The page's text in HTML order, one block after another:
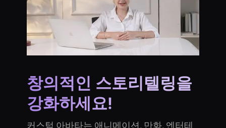
창의적인 스토리텔링을
강화하세요!
커스텀 아바타는 애니메이션, 만화, 엔터테